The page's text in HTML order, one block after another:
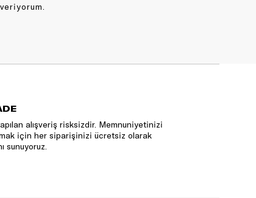
alışveriş risksizdir. Memnuniyetinizi
için her siparişinizi ücretsiz olarak
sunuyoruz.